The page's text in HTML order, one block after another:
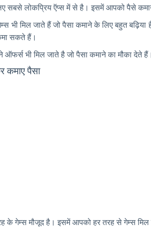
सबसे लोकप्रिय ऍप्स में से है। इसमें आपको पैसे
भी मिल जाते हैं जो पैसा कमाने के लिए बहुत
सकते हैं।
भी मिल जाते है जो पैसा कमाने का मौका देते हैं।
कमाए पैसा
के गेम्स मौजूद है। इसमें आपको हर तरह से गेम्स